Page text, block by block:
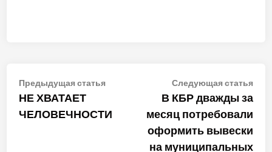
Навигация
по
записям
Предыдущая статьяПредыдущая
НЕ ХВАТАЕТ
ЧЕЛОВЕЧНОСТИ
Следующая статья
В КБР дважды за
месяц потребовали
оформить вывески
на муниципальных